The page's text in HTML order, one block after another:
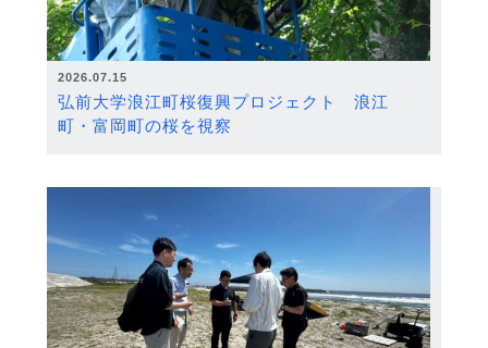
2026.07.15
弘前大学浪江町桜復興プロジェクト 浪江
町・富岡町の桜を視察